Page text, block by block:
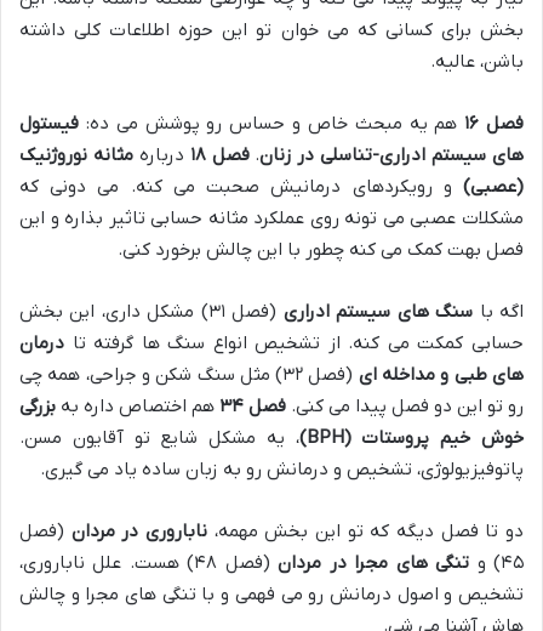
بخش برای کسانی که می خوان تو این حوزه اطلاعات کلی داشته
باشن، عالیه.
فصل ۱۶ هم یه مبحث خاص و حساس رو پوشش می ده: فیستول
های سیستم ادراری-تناسلی در زنان.فصل ۱۸ دربارهمثانه نوروژنیک
(عصبی) و رویکردهای درمانیش صحبت می کنه. می دونی که
مشکلات عصبی می تونه روی عملکرد مثانه حسابی تاثیر بذاره و این
فصل بهت کمک می کنه چطور با این چالش برخورد کنی.
اگه با سنگ های سیستم ادراری
(فصل ۳۱) مشکل داری، این بخش
حسابی کمکت می کنه. از تشخیص انواع سنگ ها گرفته تا درمان
های طبی و مداخله ای
(فصل ۳۲) مثل سنگ شکن و جراحی، همه چی
رو تو این دو فصل پیدا می کنی. فصل ۳۴ هم اختصاص داره به بزرگی
خوش خیم پروستات (BPH)
، یه مشکل شایع تو آقایون مسن.
پاتوفیزیولوژی، تشخیص و درمانش رو به زبان ساده یاد می گیری.
دو تا فصل دیگه که تو این بخش مهمه، ناباروری در مردان (فصل
۴۵) و
تنگی های مجرا در مردان
(فصل ۴۸) هست. علل ناباروری،
تشخیص و اصول درمانش رو می فهمی و با تنگی های مجرا و چالش
هاش آشنا می شی.